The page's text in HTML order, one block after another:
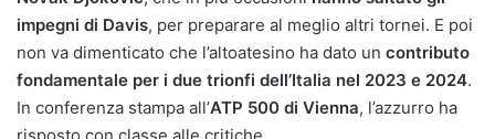
impegni di Davis, per preparare al meglio altri tornei. E poi
non va dimenticato che l’altoatesino ha dato un contributo
fondamentale per i due trionfi dell’Italia nel 2023 e 2024.
In conferenza stampa all’ATP 500 di Vienna, l’azzurro ha